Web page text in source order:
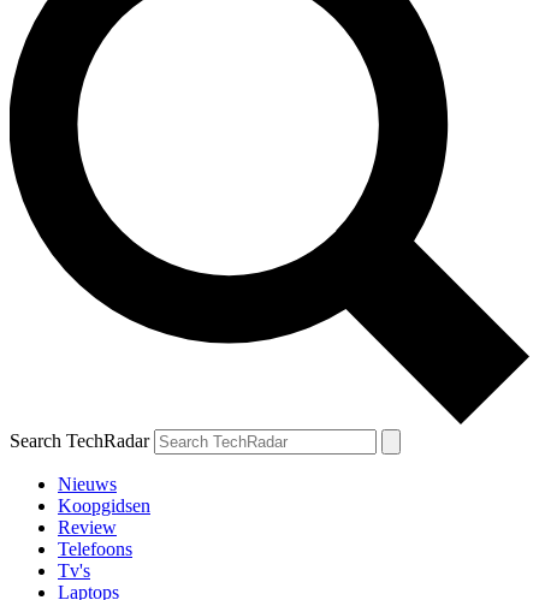
Search TechRadar
Nieuws
Koopgidsen
Review
Telefoons
Tv's
Laptops